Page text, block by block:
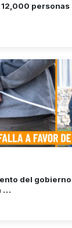
12,000
del
…